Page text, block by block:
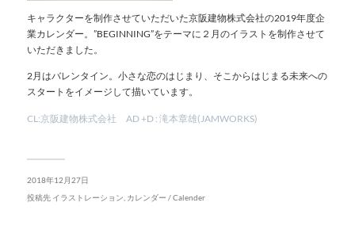
キャラクターを制作させていただいた京阪建物株式会社の2019年度企
業カレンダー。”BEGINNING”をテーマに２月のイラストを制作させて
いただきました。
2月はバレンタイン。小さな恋のはじまり、そこからはじまる未来への
スタートをイメージして描いています。
CL:京阪建物株式会社 AD +D : 滝本章雄(JAMWORKS)
2018年12月27日
投稿先 イラストレーション カレンダー / Calender